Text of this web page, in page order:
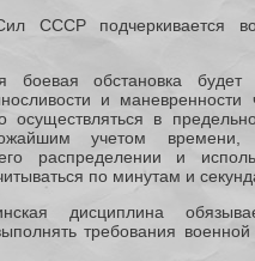
СССР подчеркивается
боевая обстановка будет
и маневренности
осуществляться в
учетом времени,
распределении и
по минутам и
дисциплина
требования военной